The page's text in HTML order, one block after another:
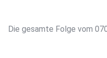
Die gesamte Folge vom